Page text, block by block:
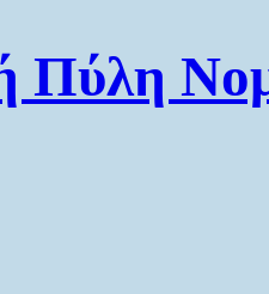
Πύλη